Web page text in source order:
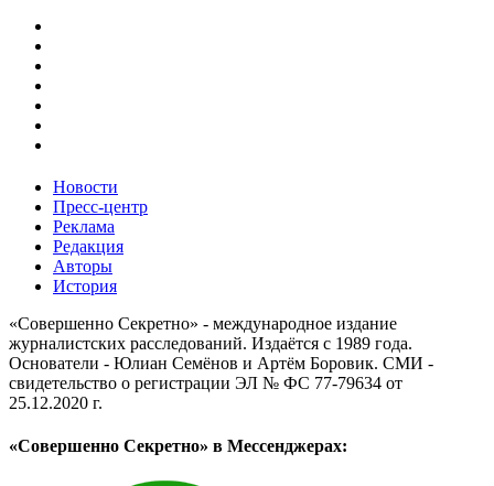
Новости
Пресс-центр
Реклама
Редакция
Авторы
История
«Совершенно Секретно» - международное издание
журналистских расследований. Издаётся с 1989 года.
Основатели - Юлиан Семёнов и Артём Боровик. CМИ -
свидетельство о регистрации ЭЛ № ФС 77-79634 от
25.12.2020 г.
«Совершенно Секретно» в Мессенджерах: